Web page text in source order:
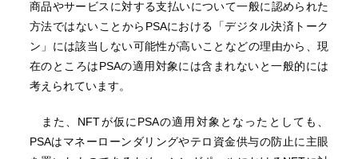
商品やサービスに対する支払いについて一般に認められた
方法ではないことからPSAにおける「デジタル決済トーク
ン」には該当しない可能性が高いことなどの理由から、現
在のところはPSAの適用対象には含まれないと一般的には
考えられています。
また、NFTが仮にPSAの適用対象となったとしても、
PSAはマネーローンダリングやテロ資金供与の防止に主眼